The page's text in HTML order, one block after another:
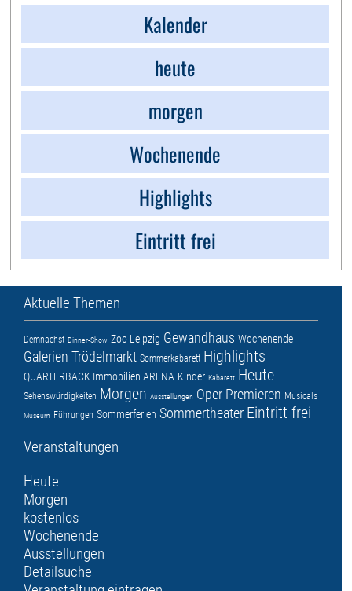
Kalender
heute
morgen
Wochenende
Highlights
Eintritt frei
Aktuelle Themen
Demnächst Dinner-Show Zoo Leipzig Gewandhaus Wochenende
Galerien Trödelmarkt Sommerkabarett Highlights
QUARTERBACK Immobilien ARENA Kinder Kabarett Heute
Sehenswürdigkeiten Morgen Ausstellungen Oper Premieren Musicals
Museum Führungen Sommerferien Sommertheater Eintritt frei
Veranstaltungen
Heute
Morgen
kostenlos
Wochenende
Ausstellungen
Detailsuche